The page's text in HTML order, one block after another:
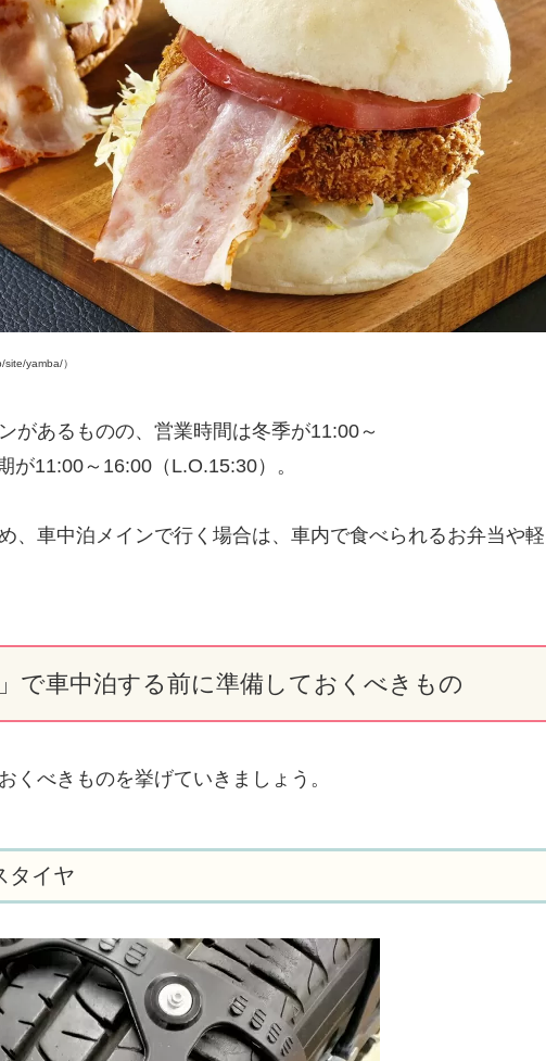
yamba/）
があるものの、営業時間は冬季が11:00～
11:00～16:00（L.O.15:30）。
、車中泊メインで行く場合は、車内で食べられるお弁当や軽
で車中泊する前に準備しておくべきもの
くべきものを挙げていきましょう。
タイヤ